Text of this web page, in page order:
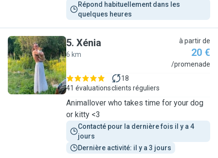
Répond habituellement dans les
quelques heures
X
5. Xénia
6 km
à partir de
20 €
/promenade
41 évaluations
18
clients réguliers
Animallover who takes time for your dog
or kitty <3
Contacté pour la dernière fois il y a 4
jours
Dernière activité: il y a 3 jours